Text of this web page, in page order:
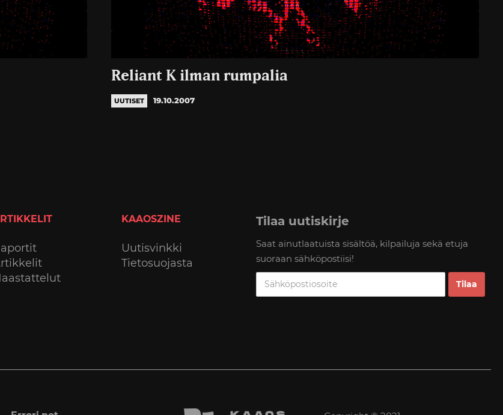
Reliant K ilman rumpalia
UUTISET 19.10.2007
KAAOSZINE
Uutisvinkki
Tietosuojasta
Tilaa uutiskirje
Saat ainutlaatuista sisältöä, kilpailuja sekä etuja
suoraan sähköpostiisi!